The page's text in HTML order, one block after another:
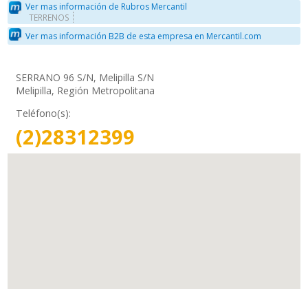
Ver mas información de Rubros Mercantil
TERRENOS
Ver mas información B2B de esta empresa en Mercantil.com
SERRANO 96 S/N, Melipilla S/N
Melipilla, Región Metropolitana
Teléfono(s):
(2)28312399